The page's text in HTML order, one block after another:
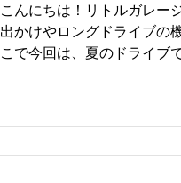
こんにちは！リトルガレー
出かけやロングドライブの
こで今回は、夏のドライブ